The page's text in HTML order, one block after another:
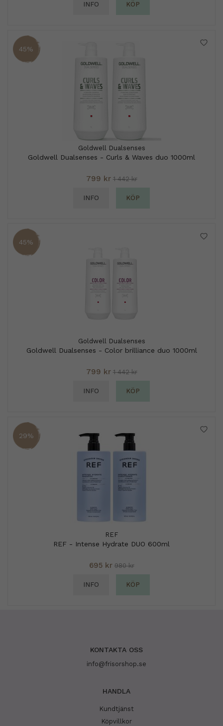
INFO KÖP
45%
Goldwell Dualsenses
Goldwell Dualsenses - Curls & Waves duo 1000ml
799 kr 1 442 kr
INFO KÖP
45%
Goldwell Dualsenses
Goldwell Dualsenses - Color brilliance duo 1000ml
799 kr 1 442 kr
INFO KÖP
29%
REF
REF - Intense Hydrate DUO 600ml
695 kr 980 kr
INFO KÖP
KONTAKTA OSS
info@frisorshop.se
HANDLA
Kundtjänst
Köpvillkor